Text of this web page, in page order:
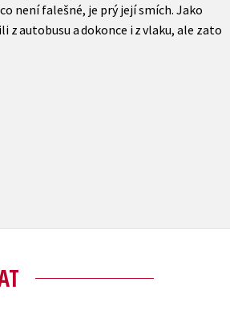
není falešné, je prý její smích. Jako
autobusu a dokonce i z vlaku, ale zato